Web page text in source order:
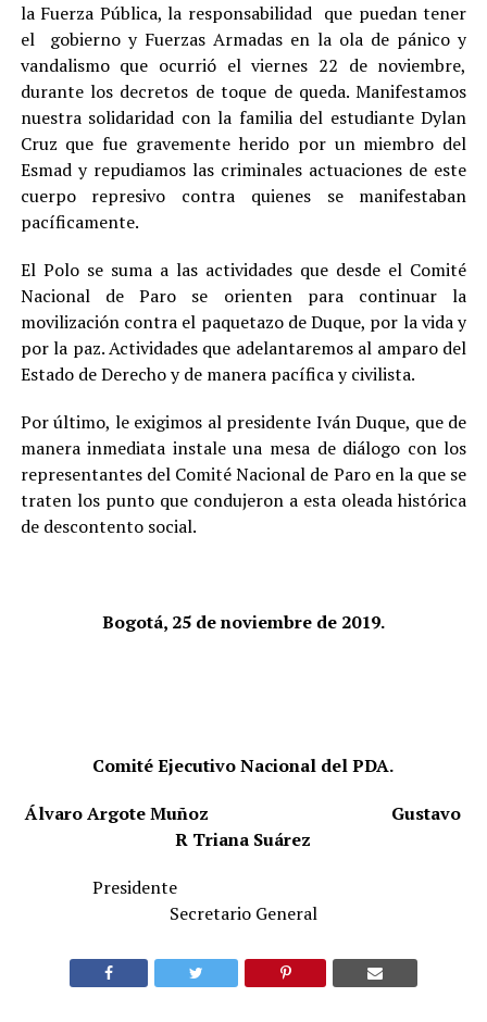
la Fuerza Pública, la responsabilidad que puedan tener
el gobierno y Fuerzas Armadas en la ola de pánico y
vandalismo que ocurrió el viernes 22 de noviembre,
durante los decretos de toque de queda. Manifestamos
nuestra solidaridad con la familia del estudiante Dylan
Cruz que fue gravemente herido por un miembro del
Esmad y repudiamos las criminales actuaciones de este
cuerpo represivo contra quienes se manifestaban
pacíficamente.
El Polo se suma a las actividades que desde el Comité
Nacional de Paro se orienten para continuar la
movilización contra el paquetazo de Duque, por la vida y
por la paz. Actividades que adelantaremos al amparo del
Estado de Derecho y de manera pacífica y civilista.
Por último, le exigimos al presidente Iván Duque, que de
manera inmediata instale una mesa de diálogo con los
representantes del Comité Nacional de Paro en la que se
traten los punto que condujeron a esta oleada histórica
de descontento social.
Bogotá, 25 de noviembre de 2019.
Comité Ejecutivo Nacional del PDA.
Álvaro Argote Muñoz
Gustavo
R Triana Suárez
Presidente
Secretario General